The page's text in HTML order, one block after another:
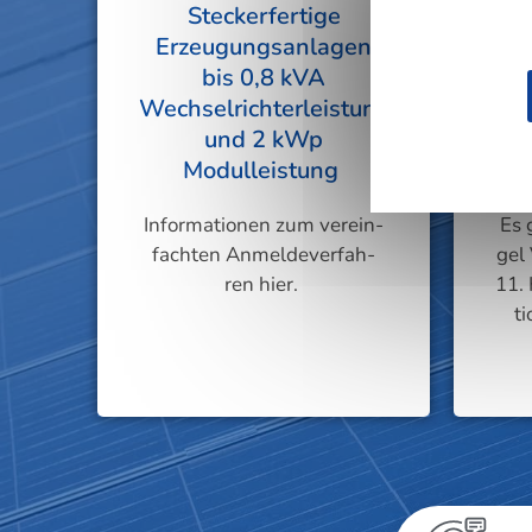
Steckerfertige
Erzeugungsanlagen
bis 0,8 kVA
Wechselrichterleistung
und 2 kWp
Modulleistung
Infor­ma­tio­nen zum ver­ein­
fach­ten Anmel­de­ver­fah­
ren hier.
Steckerfertige
Erzeugungsanlagen
bis 0,8 kVA
Wechselrichterleistung
und 2 kWp
Modulleistung
Mehr erfahren
Es
gel
11.